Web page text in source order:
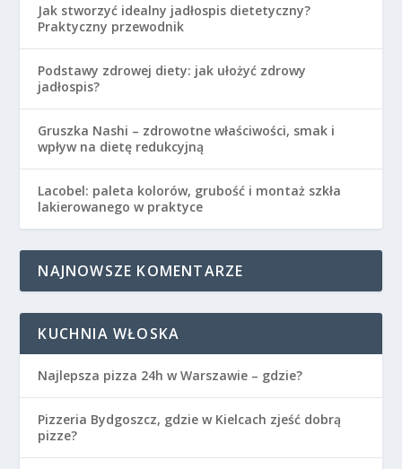
Jak stworzyć idealny jadłospis dietetyczny?
Praktyczny przewodnik
Podstawy zdrowej diety: jak ułożyć zdrowy
jadłospis?
Gruszka Nashi – zdrowotne właściwości, smak i
wpływ na dietę redukcyjną
Lacobel: paleta kolorów, grubość i montaż szkła
lakierowanego w praktyce
NAJNOWSZE KOMENTARZE
KUCHNIA WŁOSKA
Najlepsza pizza 24h w Warszawie – gdzie?
Pizzeria Bydgoszcz, gdzie w Kielcach zjeść dobrą
pizze?